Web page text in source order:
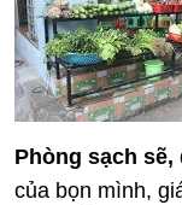
Phòng sạch sẽ,
của bọn mình,